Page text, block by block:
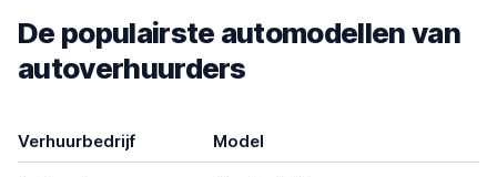
De populairste automodellen van
autoverhuurders
Verhuurbedrijf Model